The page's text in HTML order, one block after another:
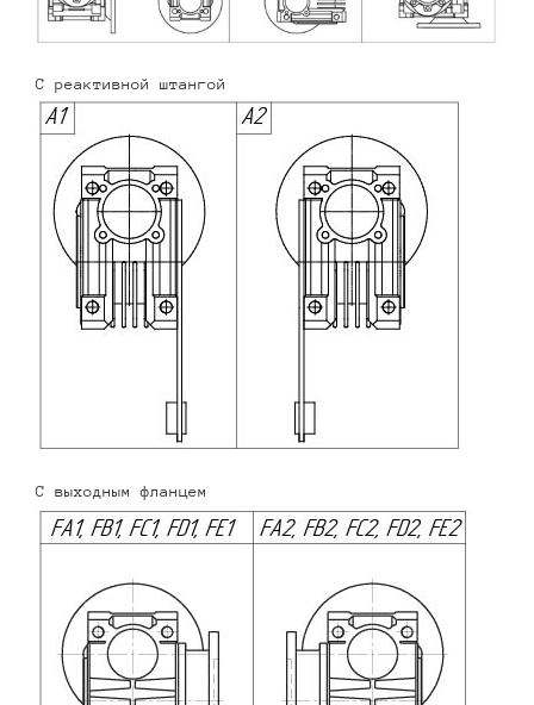
С реактивной штангой
С выходным фланцем